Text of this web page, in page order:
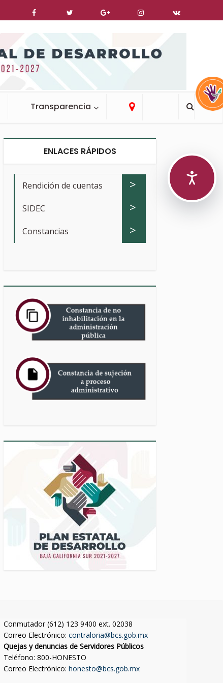
Transparencia
ENLACES RÁPIDOS
Rendición de cuentas >
SIDEC >
Constancias >
Conmutador (612) 123 9400 ext. 02038
Correo Electrónico:contraloria@bcs.gob.mx
Quejas y denuncias de Servidores Públicos
Teléfono: 800-HONESTO
Correo Electrónico:honesto@bcs.gob.mx